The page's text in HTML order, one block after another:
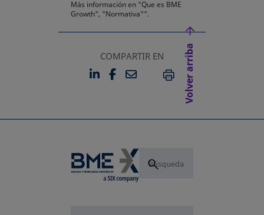
Más información en "Que es BME
Growth", "Normativa"".
COMPARTIR EN
LINKEDIN
SE ABRE EN UNA PESTAÑA
FACEBOOK
SE ABRE EN UNA
EMAILIMPRIMIR
Volver arriba